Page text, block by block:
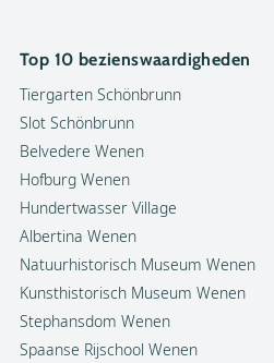
Top 10 bezienswaardigheden
Tiergarten Schönbrunn
Slot Schönbrunn
Belvedere Wenen
Hofburg Wenen
Hundertwasser Village
Albertina Wenen
Natuurhistorisch Museum Wenen
Kunsthistorisch Museum Wenen
Stephansdom Wenen
Spaanse Rijschool Wenen